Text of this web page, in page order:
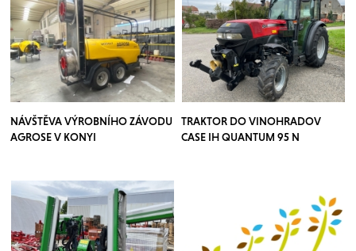
NÁVŠTĚVA VÝROBNÍHO ZÁVODU
AGROSE V KONYI
TRAKTOR DO VINOHRADOV
CASE IH QUANTUM 95 N